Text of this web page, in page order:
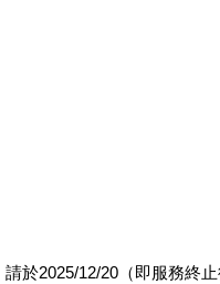
於2025/12/20（即服務終止